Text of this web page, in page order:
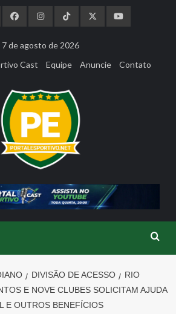
7 de agosto de 2026
Cast Equipe Anuncie Contato
DIVISÃO DE ACESSO
RIO
E NOVE CLUBES SOLICITAM AJUDA
E OUTROS BENEFÍCIOS